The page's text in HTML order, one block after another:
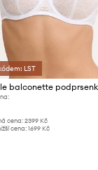
LST
cena:2399 Kč
cena:1699 Kč